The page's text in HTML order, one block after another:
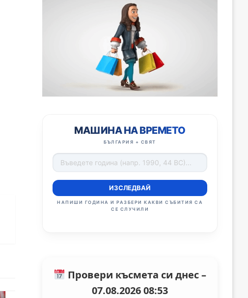
МАШИНА НА ВРЕМЕТО
БЪЛГАРИЯ + СВЯТ
ИЗСЛЕДВАЙ
НАПИШИ ГОДИНА И РАЗБЕРИ КАКВИ СЪБИТИЯ СА
СЕ СЛУЧИЛИ
Провери късмета си днес –
07.08.2026 08:53